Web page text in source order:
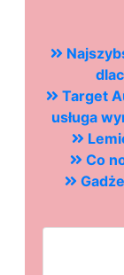
Target
usługa
Co